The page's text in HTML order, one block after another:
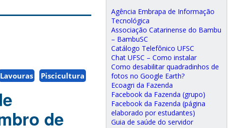
Lavouras Piscicultura
de
Agência Embrapa de Informação
Tecnológica
Associação Catarinense do Bambu
– BambuSC
Catálogo Telefônico UFSC
Chat UFSC – Como instalar
Como desabilitar quadradinhos de
fotos no Google Earth?
Ecoagri da Fazenda
Facebook da Fazenda (grupo)
Facebook da Fazenda (página
elaborado por estudantes)
Guia de saúde do servidor